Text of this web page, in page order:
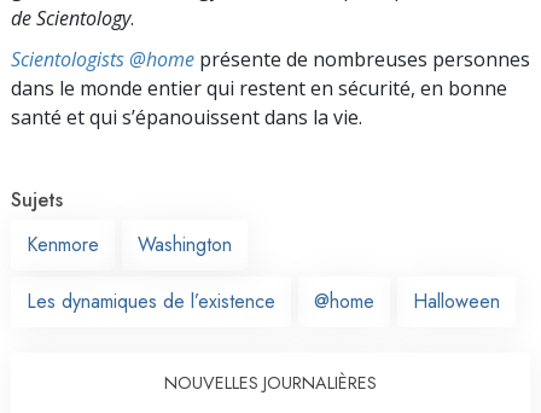
de Scientology.
Scientologists @home présente de nombreuses personnes
dans le monde entier qui restent en sécurité, en bonne
santé et qui s’épanouissent dans la vie.
Sujets
Kenmore
Washington
Les dynamiques de l’existence @home Halloween
NOUVELLES JOURNALIÈRES